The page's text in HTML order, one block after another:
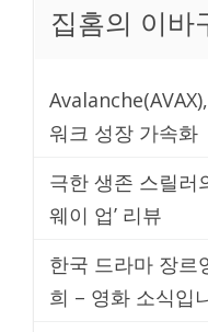
집홈의 이바
워크 성장 가속화
극한 생존 스릴러
웨이 업’ 리뷰
한국 드라마 장르
희 – 영화 소식입